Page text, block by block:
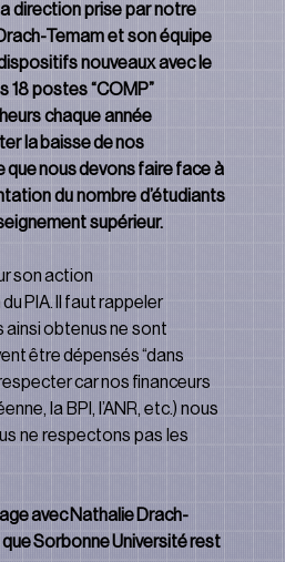
direction prise par notre
Temam et son équipe
nouveaux avec le
18 postes “COMP”
chaque année
la baisse de nos
nous devons faire face à
du nombre d’étudiants
supérieur.
son action
PIA. Il faut rappeler
ainsi obtenus ne sont
être dépensés “dans
car nos financeurs
la BPI, l’ANR, etc.) nous
ne respectons pas les
avec Nathalie Drach-
que Sorbonne Université rest